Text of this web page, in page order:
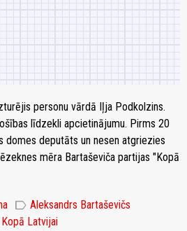
personu vārdā Iļja Podkolzins.
līdzekli apcietinājumu. Pirms 20
domes deputāts un nesen atgriezies
mēra Bartaševiča partijas "Kopā
label Aleksandrs Bartaševičs
Kopā Latvijai